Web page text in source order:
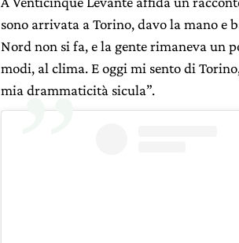
sono arrivata a Torino, davo la mano e
Nord non si fa, e la gente rimaneva un
modi, al clima. E oggi mi sento di
mia drammaticità sicula”.